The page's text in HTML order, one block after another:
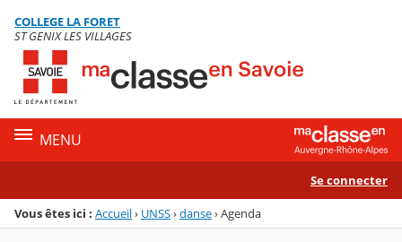
Menu de la rubrique
Contenu
COLLEGE LA FORET
ST GENIX LES VILLAGES
MENU
Se connecter
Vous êtes ici : Accueil› UNSS›danse›Agenda